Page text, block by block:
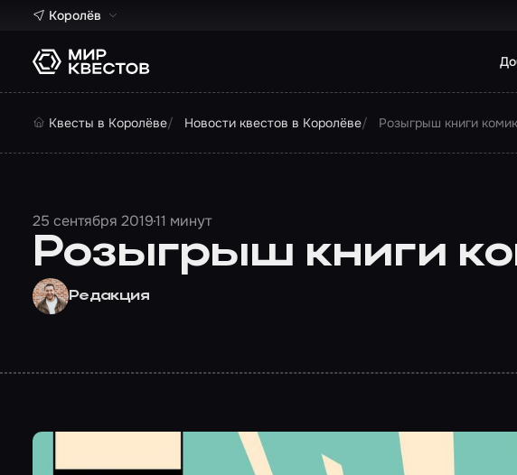
Королёв
Квесты в Королёве Новости квестов в Королёве Розыгрыш книги
25 сентября 201911 минут
Розыгрыш книги
Редакция